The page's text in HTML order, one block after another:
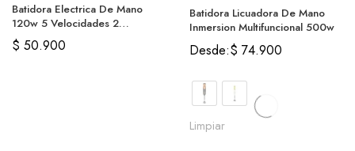
Batidora Electrica De Mano
120w 5 Velocidades 2
Batidores
$ 50.900
Batidora Licuadora De Mano
Inmersion Multifuncional 500w
Desde:$ 74.900
Limpiar